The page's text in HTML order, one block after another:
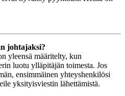
johtajaksi?
yleensä määritelty, kun
luotu ylläpitäjän toimesta. Jos
ensimmäinen yhteyshenkilösi
yksityisviestin lähettämistä.